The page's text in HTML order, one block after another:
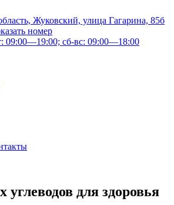
Жуковский, улица Гагарина, 85б
номер
09:00—19:00; сб-вс: 09:00—18:00
для здоровья